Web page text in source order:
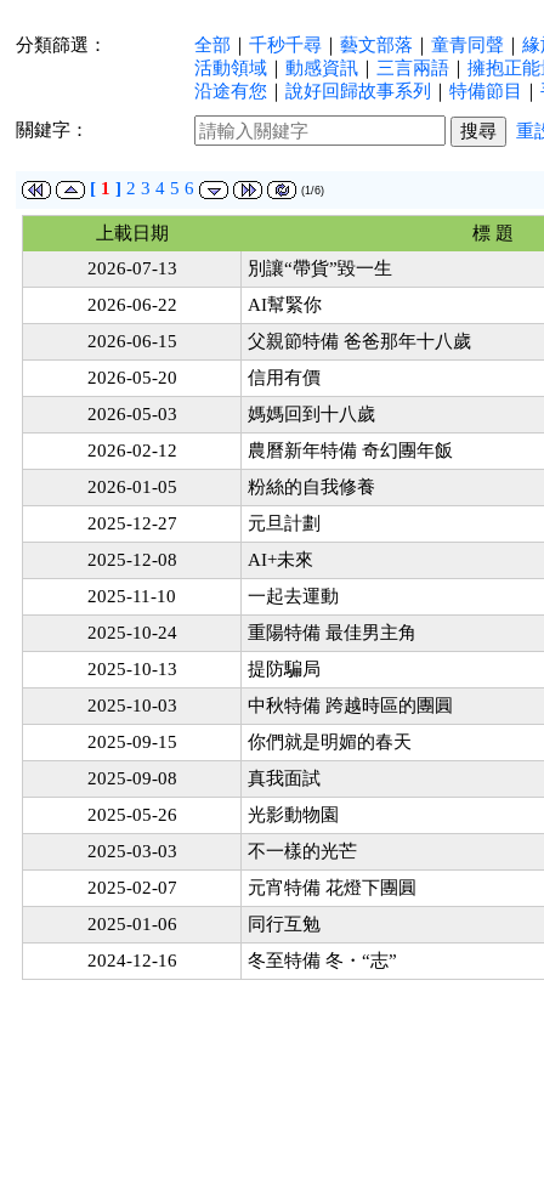
分類篩選： 全部 千秒千尋 藝文部落 童青同聲
緣
活動領域
動感資訊 三言兩語
擁抱正能
沿途有您
說好回歸故事系列 特備節目
關鍵字：
重
[ 1 ] 2 3 4 5 6 (1/6)
上載日期
標 題
2026-07-13
別讓“帶貨”毀一生
2026-06-22
AI幫緊你
2026-06-15
父親節特備 爸爸那年十八歲
2026-05-20
信用有價
2026-05-03
媽媽回到十八歲
2026-02-12
農曆新年特備 奇幻團年飯
2026-01-05
粉絲的自我修養
2025-12-27
元旦計劃
2025-12-08
AI+未來
2025-11-10
一起去運動
2025-10-24
重陽特備 最佳男主角
2025-10-13
提防騙局
2025-10-03
中秋特備 跨越時區的團圓
2025-09-15
你們就是明媚的春天
2025-09-08
真我面試
2025-05-26
光影動物園
2025-03-03
不一樣的光芒
2025-02-07
元宵特備 花燈下團圓
2025-01-06
同行互勉
2024-12-16
冬至特備 冬・“志”